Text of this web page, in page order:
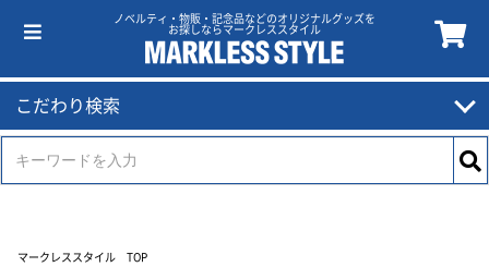
ノベルティ・物販・記念品などのオリジナルグッズを
お探しならマークレススタイル
こだわり検索
マークレススタイル TOP